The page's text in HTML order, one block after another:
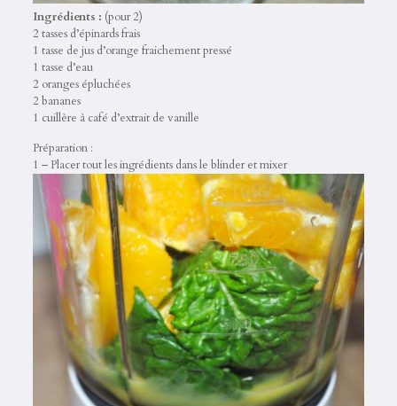
Ingrédients : (pour 2)
2 tasses d’épinards frais
1 tasse de jus d’orange fraichement pressé
1 tasse d’eau
2 oranges épluchées
2 bananes
1 cuillère à café d’extrait de vanille
Préparation :
1 – Placer tout les ingrédients dans le blinder et mixer